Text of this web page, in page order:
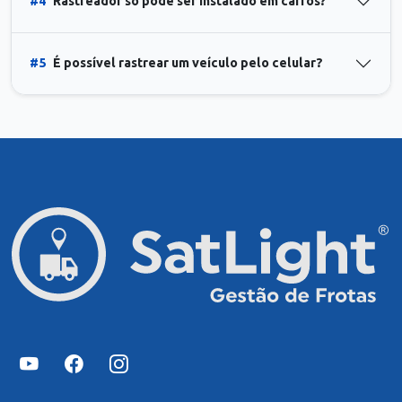
#5 É possível rastrear um veículo pelo celular?